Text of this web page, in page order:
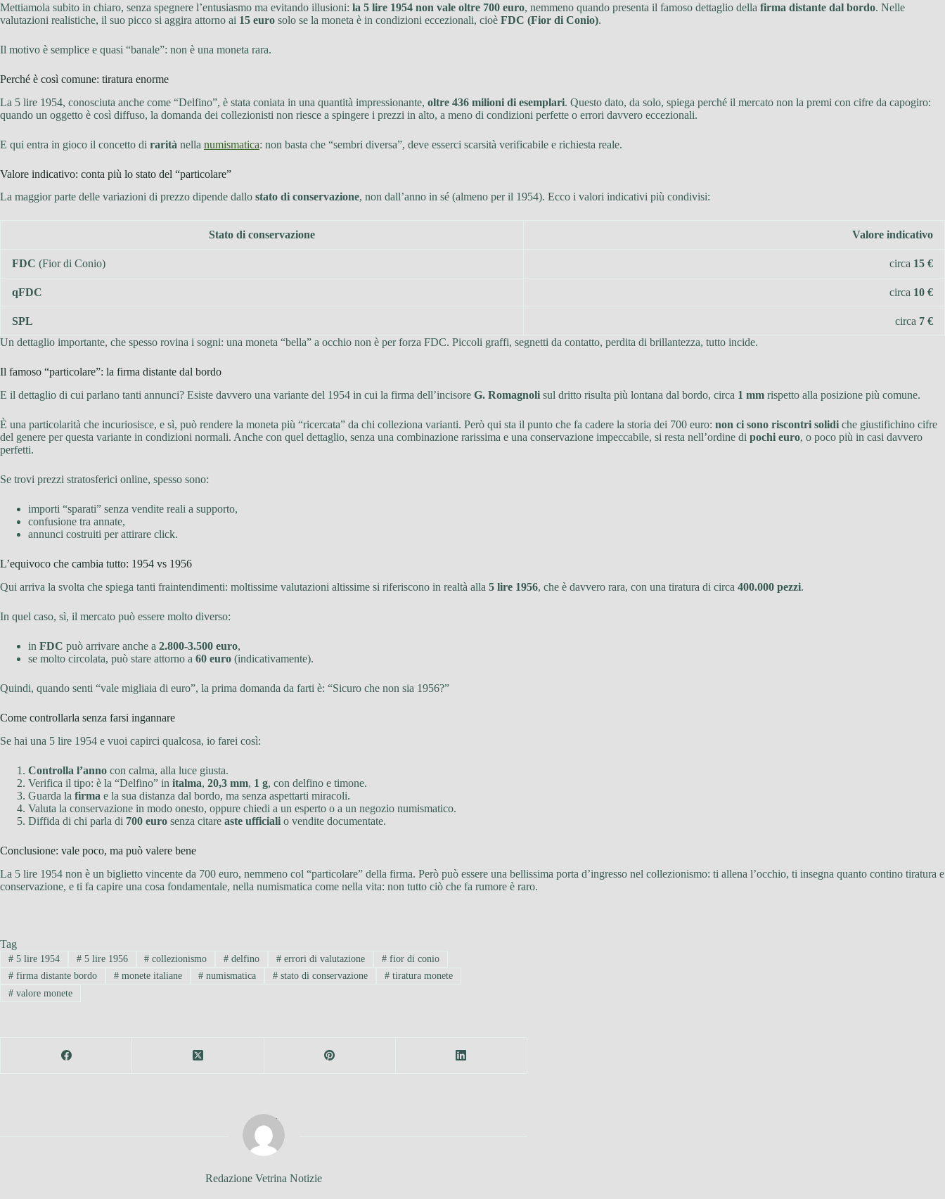
Mettiamola subito in chiaro, senza spegnere l’entusiasmo ma evitando illusioni: la 5 lire 1954 non vale oltre 700 euro, nemmeno quando presenta il famoso dettaglio della firma distante dal bordo. Nelle
valutazioni realistiche, il suo picco si aggira attorno ai 15 euro solo se la moneta è in condizioni eccezionali, cioè FDC (Fior di Conio).
Il motivo è semplice e quasi “banale”: non è una moneta rara.
Perché è così comune: tiratura enorme
La 5 lire 1954, conosciuta anche come “Delfino”, è stata coniata in una quantità impressionante, oltre 436 milioni di esemplari. Questo dato, da solo, spiega perché il mercato non la premi con cifre da capogiro:
quando un oggetto è così diffuso, la domanda dei collezionisti non riesce a spingere i prezzi in alto, a meno di condizioni perfette o errori davvero eccezionali.
E qui entra in gioco il concetto di rarità nella numismatica: non basta che “sembri diversa”, deve esserci scarsità verificabile e richiesta reale.
Valore indicativo: conta più lo stato del “particolare”
La maggior parte delle variazioni di prezzo dipende dallo stato di conservazione, non dall’anno in sé (almeno per il 1954). Ecco i valori indicativi più condivisi:
Stato di conservazione Valore indicativo
FDC (Fior di Conio) circa 15 €
qFDC circa 10 €
SPL circa 7 €
Un dettaglio importante, che spesso rovina i sogni: una moneta “bella” a occhio non è per forza FDC. Piccoli graffi, segnetti da contatto, perdita di brillantezza, tutto incide.
Il famoso “particolare”: la firma distante dal bordo
E il dettaglio di cui parlano tanti annunci? Esiste davvero una variante del 1954 in cui la firma dell’incisore G. Romagnoli sul dritto risulta più lontana dal bordo, circa 1 mm rispetto alla posizione più comune.
È una particolarità che incuriosisce, e sì, può rendere la moneta più “ricercata” da chi colleziona varianti. Però qui sta il punto che fa cadere la storia dei 700 euro: non ci sono riscontri solidi che giustifichino cifre
del genere per questa variante in condizioni normali. Anche con quel dettaglio, senza una combinazione rarissima e una conservazione impeccabile, si resta nell’ordine di pochi euro, o poco più in casi davvero
perfetti.
Se trovi prezzi stratosferici online, spesso sono:
importi “sparati” senza vendite reali a supporto,
confusione tra annate,
annunci costruiti per attirare click.
L’equivoco che cambia tutto: 1954 vs 1956
Qui arriva la svolta che spiega tanti fraintendimenti: moltissime valutazioni altissime si riferiscono in realtà alla 5 lire 1956, che è davvero rara, con una tiratura di circa 400.000 pezzi.
In quel caso, sì, il mercato può essere molto diverso:
in FDC può arrivare anche a 2.800-3.500 euro,
se molto circolata, può stare attorno a 60 euro (indicativamente).
Quindi, quando senti “vale migliaia di euro”, la prima domanda da farti è: “Sicuro che non sia 1956?”
Come controllarla senza farsi ingannare
Se hai una 5 lire 1954 e vuoi capirci qualcosa, io farei così:
Controlla l’anno con calma, alla luce giusta.
Verifica il tipo: è la “Delfino” in italma, 20,3 mm, 1 g, con delfino e timone.
Guarda la firma e la sua distanza dal bordo, ma senza aspettarti miracoli.
Valuta la conservazione in modo onesto, oppure chiedi a un esperto o a un negozio numismatico.
Diffida di chi parla di 700 euro senza citare aste ufficiali o vendite documentate.
Conclusione: vale poco, ma può valere bene
La 5 lire 1954 non è un biglietto vincente da 700 euro, nemmeno col “particolare” della firma. Però può essere una bellissima porta d’ingresso nel collezionismo: ti allena l’occhio, ti insegna quanto contino tiratura e
conservazione, e ti fa capire una cosa fondamentale, nella numismatica come nella vita: non tutto ciò che fa rumore è raro.
Tag
#5 lire 1954 #5 lire 1956 # collezionismo # delfino # errori di valutazione #fior di conio
#firma distante bordo #monete italiane # numismatica # stato di conservazione # tiratura monete
#valore monete
Redazione Vetrina Notizie